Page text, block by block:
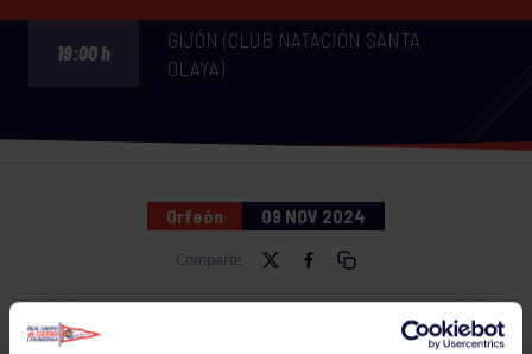
19:00 h
GIJÓN (CLUB NATACIÓN SANTA
OLAYA)
Orfeón 09 NOV 2024
Comparte